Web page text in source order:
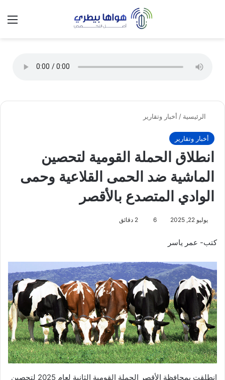
الوضع
الرئيسية / أخبار وتقارير
أخبار وتقارير
انطلاق الحملة القومية لتحصين
الماشية ضد الحمى القلاعية وحمى
الوادي المتصدع بالأقصر
يوليو 22, 2025 6
كتب- عمر ياسر
انطلقت بمحافظة الأقصر الحملة القومية الثانية لعام 2025 لتحصين